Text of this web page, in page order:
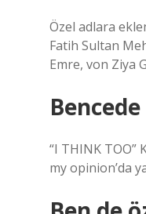
Özel adlara
Fatih Sultan
Emre, von Ziya
“I THINK TOO”
my opinion’da